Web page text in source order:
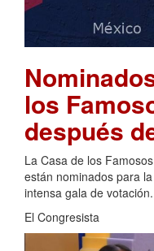
los
después
La Casa de los
están nominados para
intensa gala de votación.
El Congresista